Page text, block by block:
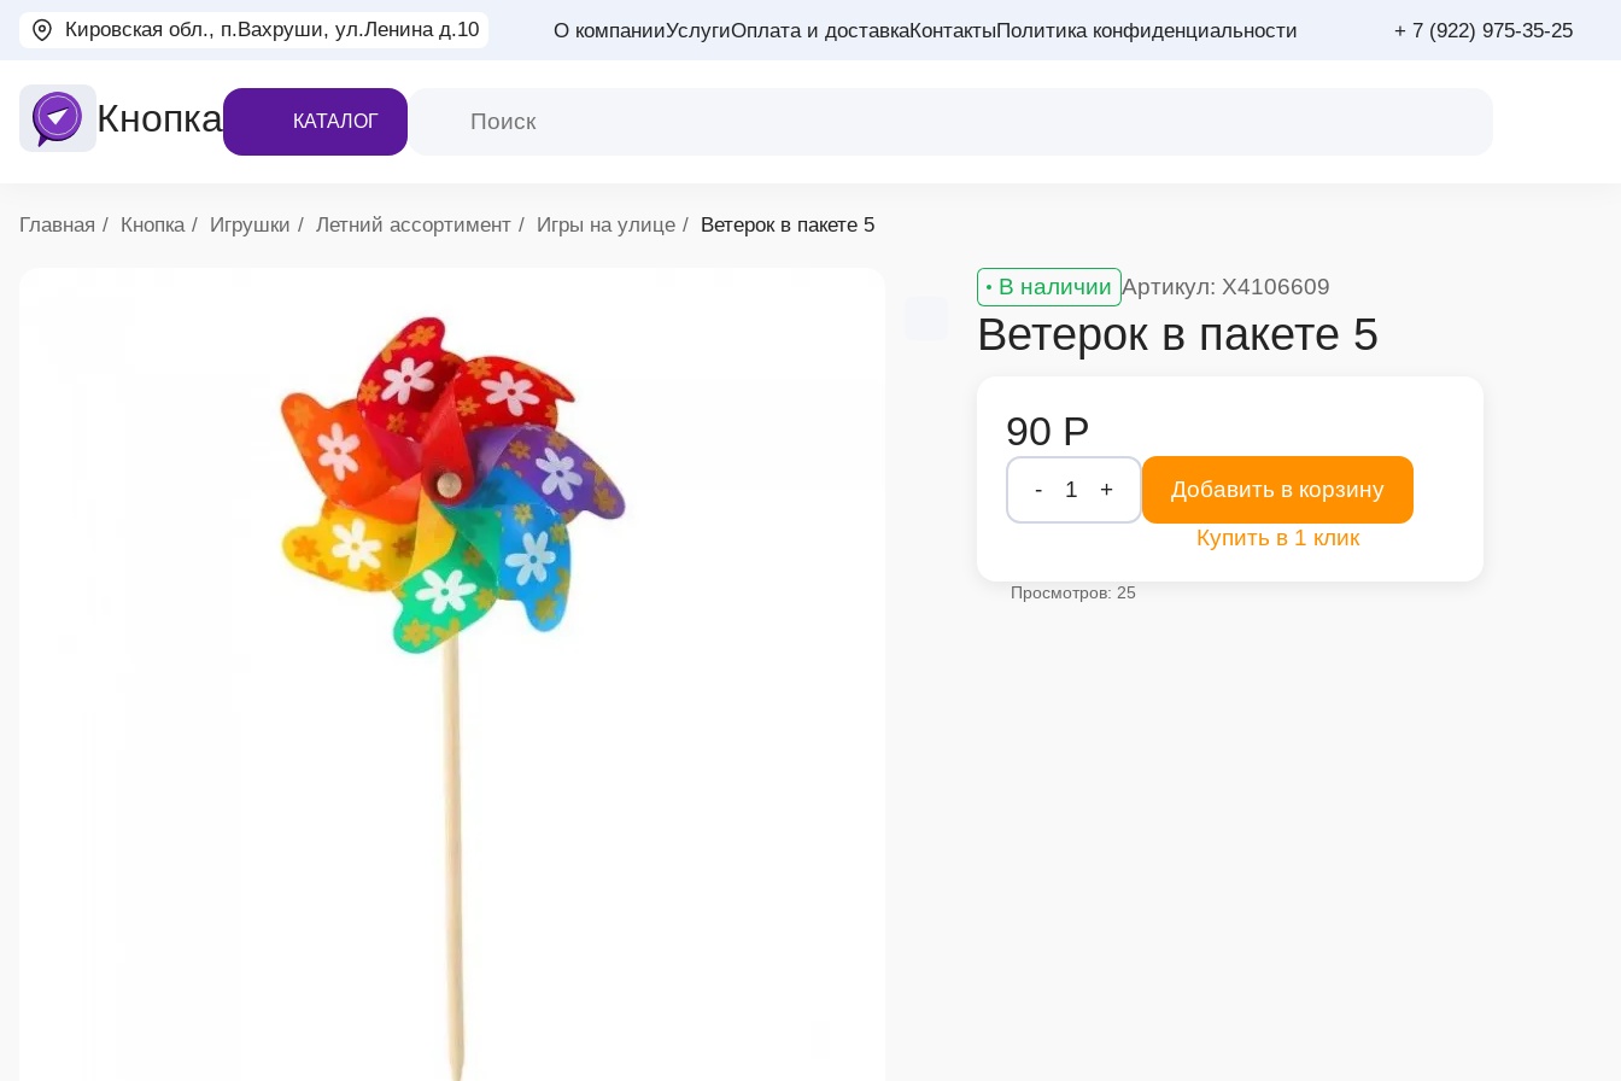
Кировская обл., п.Вахруши, ул.Ленина д.10 О компанииУслугиОплата и доставкаКонтактыПолитика конфиденциальности + 7 (922) 975-35-25
Кнопка КАТАЛОГ
Хлебные крошки
Главная Кнопка Игрушки Летний ассортимент Игры на улице Ветерок в пакете 5
В наличии Артикул: X4106609
Ветерок в пакете 5
90 Р
- 1 +
Добавить в корзину
Купить в 1 клик
Просмотров: 25